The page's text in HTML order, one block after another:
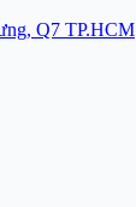
Q7 TP.HCM